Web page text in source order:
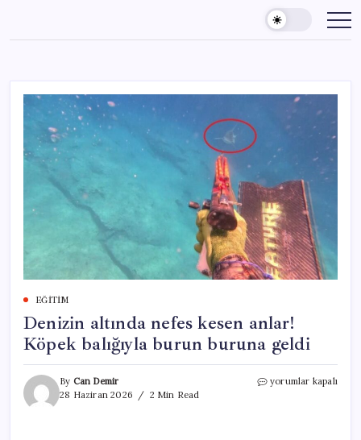
content
EĞITIM
Denizin altında nefes kesen anlar!
Köpek balığıyla burun buruna geldi
By Can Demir
28 Haziran 2026
2 Min Read
Denizin
yorumlar kapalı